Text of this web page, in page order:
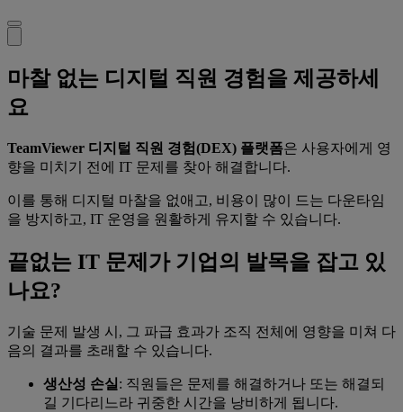
마찰 없는 디지털 직원 경험을 제공하세
요
TeamViewer 디지털 직원 경험(DEX) 플랫폼은 사용자에게 영
향을 미치기 전에 IT 문제를 찾아 해결합니다.
이를 통해 디지털 마찰을 없애고, 비용이 많이 드는 다운타임
을 방지하고, IT 운영을 원활하게 유지할 수 있습니다.
끝없는 IT 문제가 기업의 발목을 잡고 있
나요?
기술 문제 발생 시, 그 파급 효과가 조직 전체에 영향을 미쳐 다
음의 결과를 초래할 수 있습니다.
생산성 손실 : 직원들은 문제를 해결하거나 또는 해결되
길 기다리느라 귀중한 시간을 낭비하게 됩니다.